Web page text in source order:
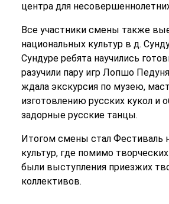
центра для
Все участники смены также
национальных культур в д.
Сундуре ребята научились
разучили пару игр Лопшо
ждала экскурсия по музею,
изготовлению русских кукол и
задорные русские танцы.
Итогом смены стал Фестиваль
культур, где помимо
были выступления приезжих
коллективов.